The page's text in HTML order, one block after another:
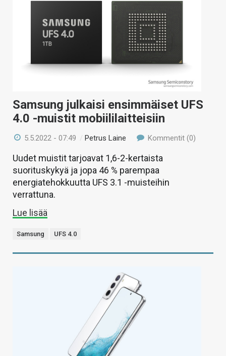
Samsung julkaisi ensimmäiset UFS
4.0 -muistit mobiililaitteisiin
5.5.2022 - 07:49 /Petrus Laine Kommentit (0)
Uudet muistit tarjoavat 1,6-2-kertaista
suorituskykyä ja jopa 46 % parempaa
energiatehokkuutta UFS 3.1 -muisteihin
verrattuna.
Lue lisää
Samsung UFS 4.0